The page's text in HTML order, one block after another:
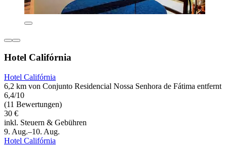
Hotel Califórnia
Hotel Califórnia
6,2 km von Conjunto Residencial Nossa Senhora de Fátima entfernt
6,4/10
(11 Bewertungen)
30 €
inkl. Steuern & Gebühren
9. Aug.–10. Aug.
Hotel Califórnia